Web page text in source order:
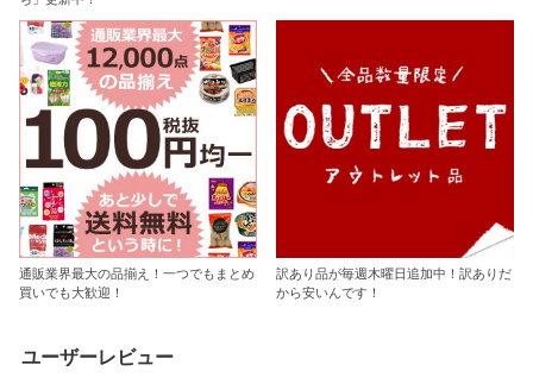
通販業界最大の品揃え！一つでもまとめ
買いでも大歓迎！
訳あり品が毎週木曜日追加中！訳ありだ
から安いんです！
ユーザーレビュー